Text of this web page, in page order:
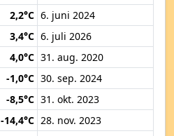
2,2°C 6. juni 2024
3,4°C 6. juli 2026
4,0°C 31. aug. 2020
-1,0°C 30. sep. 2024
-8,5°C 31. okt. 2023
-14,4°C 28. nov. 2023